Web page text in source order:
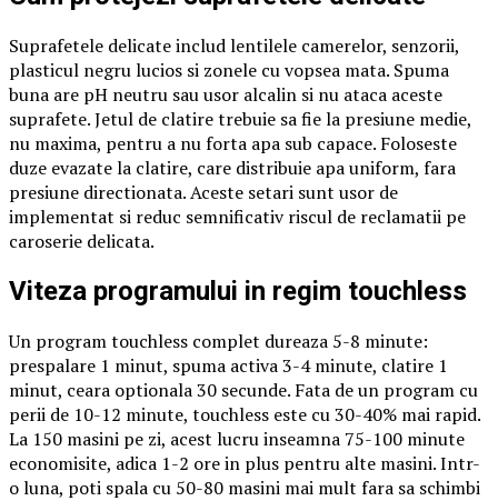
Suprafetele delicate includ lentilele camerelor, senzorii,
plasticul negru lucios si zonele cu vopsea mata. Spuma
buna are pH neutru sau usor alcalin si nu ataca aceste
suprafete. Jetul de clatire trebuie sa fie la presiune medie,
nu maxima, pentru a nu forta apa sub capace. Foloseste
duze evazate la clatire, care distribuie apa uniform, fara
presiune directionata. Aceste setari sunt usor de
implementat si reduc semnificativ riscul de reclamatii pe
caroserie delicata.
Viteza programului in regim touchless
Un program touchless complet dureaza 5-8 minute:
prespalare 1 minut, spuma activa 3-4 minute, clatire 1
minut, ceara optionala 30 secunde. Fata de un program cu
perii de 10-12 minute, touchless este cu 30-40% mai rapid.
La 150 masini pe zi, acest lucru inseamna 75-100 minute
economisite, adica 1-2 ore in plus pentru alte masini. Intr-
o luna, poti spala cu 50-80 masini mai mult fara sa schimbi